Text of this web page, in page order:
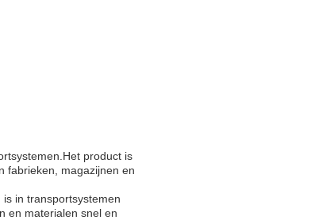
product is
fabrieken, magazijnen en
in transportsystemen
en materialen snel en